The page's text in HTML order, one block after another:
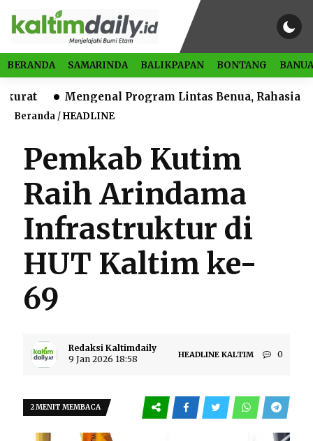
BERANDA SAMARINDA BALIKPAPAN BONTANG
Mengenal Program Lintas Benua, Rahasia Melek
Beranda /HEADLINE
Pemkab Kutim
Raih Arindama
Infrastruktur di
HUT Kaltim ke-
69
Redaksi Kaltimdaily
9 Jan 2026 18:58
HEADLINE KALTIM 0
2 MENIT MEMBACA